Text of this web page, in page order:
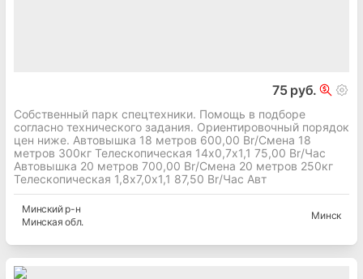
75 руб.
Собственный парк спецтехники. Помощь в подборе
согласно технического задания. Ориентировочный порядок
цен ниже. Автовышка 18 метров 600,00 Br/Смена 18
метров 300кг Телескопическая 14х0,7х1,1 75,00 Br/Час
Автовышка 20 метров 700,00 Br/Смена 20 метров 250кг
Телескопическая 1,8х7,0х1,1 87,50 Br/Час Авт
Минскийр-н
Минская обл.
Минск